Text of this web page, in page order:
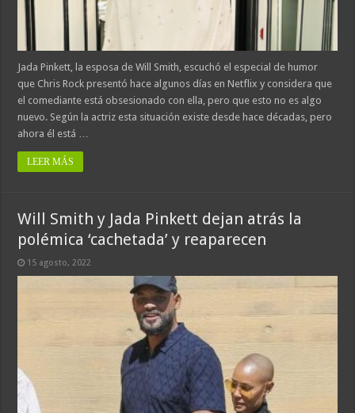
Jada Pinkett, la esposa de Will Smith, escuchó el especial de humor
que Chris Rock presentó hace algunos días en Netflix y considera que
el comediante está obsesionado con ella, pero que esto no es algo
nuevo. Según la actriz esta situación existe desde hace décadas, pero
ahora él está …
LEER MÁS
Will Smith y Jada Pinkett dejan atrás la
polémica ‘cachetada’ y reaparecen
15 agosto, 2022